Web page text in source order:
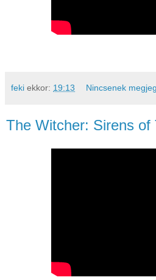
feki ekkor: 19:13 Nincsenek
The Witcher: Sirens of